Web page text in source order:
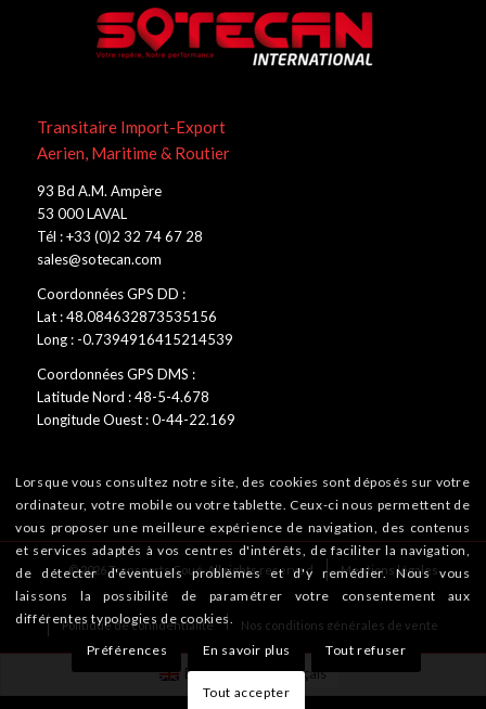
Transitaire Import-Export
Aerien, Maritime & Routier
93 Bd A.M. Ampère
53 000 LAVAL
Tél : +33 (0)2 32 74 67 28
sales@sotecan.com
Coordonnées GPS DD :
Lat : 48.084632873535156
Long : -0.7394916415214539
Coordonnées GPS DMS :
Latitude Nord : 48-5-4.678
Longitude Ouest : 0-44-22.169
© 2026 Transports Coué. All rights reserved Mentions légales
Politique de confidentialité Nos conditions générales de vente
Lorsque vous consultez notre site, des cookies sont déposés sur votre
ordinateur, votre mobile ou votre tablette. Ceux-ci nous permettent de
vous proposer une meilleure expérience de navigation, des contenus
et services adaptés à vos centres d'intérêts, de faciliter la navigation,
de détecter d'éventuels problèmes et d'y remédier. Nous vous
laissons la possibilité de paramétrer votre consentement aux
différentes typologies de cookies.
Préférences
En savoir plus Tout refuser
Tout accepter
English Français